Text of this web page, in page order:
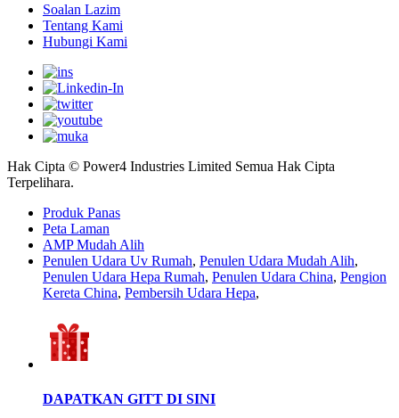
Soalan Lazim
Tentang Kami
Hubungi Kami
Hak Cipta © Power4 Industries Limited Semua Hak Cipta
Terpelihara.
Produk Panas
Peta Laman
AMP Mudah Alih
Penulen Udara Uv Rumah, Penulen Udara Mudah Alih,
Penulen Udara Hepa Rumah, Penulen Udara China, Pengion
Kereta China, Pembersih Udara Hepa,
DAPATKAN GITT DI SINI